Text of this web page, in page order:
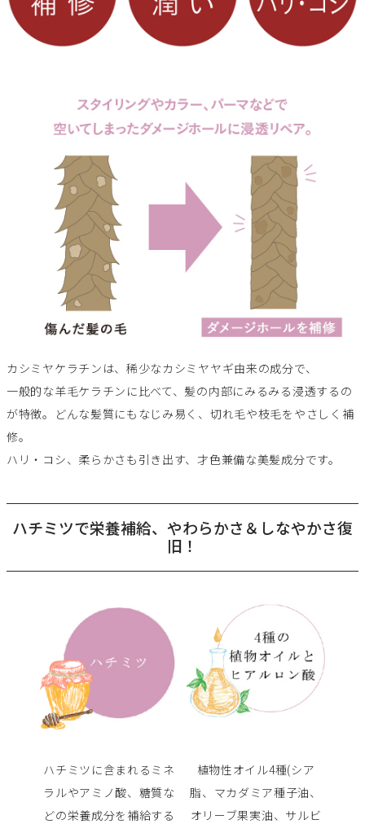
カシミヤケラチンは、稀少なカシミヤヤギ由来の成分で、
一般的な羊毛ケラチンに比べて、髪の内部にみるみる浸透するの
が特徴。どんな髪質にもなじみ易く、切れ毛や枝毛をやさしく補
修。
ハリ・コシ、柔らかさも引き出す、才色兼備な美髪成分です。
ハチミツで栄養補給、やわらかさ＆しなやかさ復
旧！
ハチミツに含まれるミネ
ラルやアミノ酸、糖質な
どの栄養成分を補給する
植物性オイル4種(シア
脂、マカダミア種子油、
オリーブ果実油、サルビ